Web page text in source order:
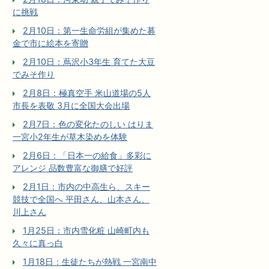
に挑戦
2月10日：第一生命労組が集めた募
金で市に絵本を寄贈
2月10日：蔦沢小3年生 育てた大豆
でみそ作り
2月8日：極真空手 米山道場の5人
市長を表敬 3月に全国大会出場
2月7日：色の変化たのしい はりま
一宮小2年生が草木染めを体験
2月6日：「日本一の給食」多彩に
アレンジ 品数豊富な御膳で好評
2月1日：市内の中高生ら、スキー
競技で全国へ 平田さん、山本さん、
川上さん
1月25日：市内雪化粧 山崎町内も
久々に真っ白
1月18日：生徒たちが熱戦 一宮南中